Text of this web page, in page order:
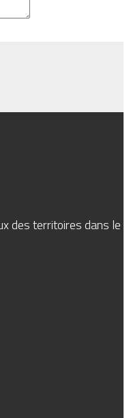
des territoires dans le